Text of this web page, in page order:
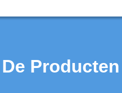
Producten